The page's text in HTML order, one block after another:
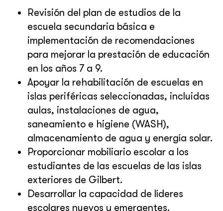
Revisión del plan de estudios de la
escuela secundaria básica e
implementación de recomendaciones
para mejorar la prestación de educación
en los años 7 a 9.
Apoyar la rehabilitación de escuelas en
islas periféricas seleccionadas, incluidas
aulas, instalaciones de agua,
saneamiento e higiene (WASH),
almacenamiento de agua y energía solar.
Proporcionar mobiliario escolar a los
estudiantes de las escuelas de las islas
exteriores de Gilbert.
Desarrollar la capacidad de líderes
escolares nuevos y emergentes.